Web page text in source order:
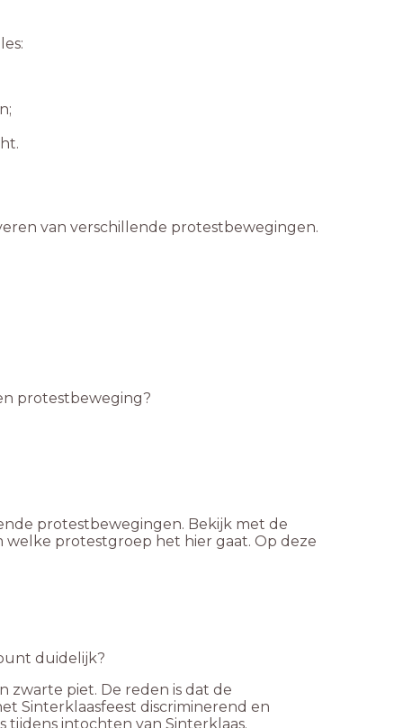
van verschillende protestbewegingen.
protestbeweging?
protestbewegingen. Bekijk met de
protestgroep het hier gaat. Op deze
duidelijk?
zwarte piet. De reden is dat de
Sinterklaasfeest discriminerend en
intochten van Sinterklaas.